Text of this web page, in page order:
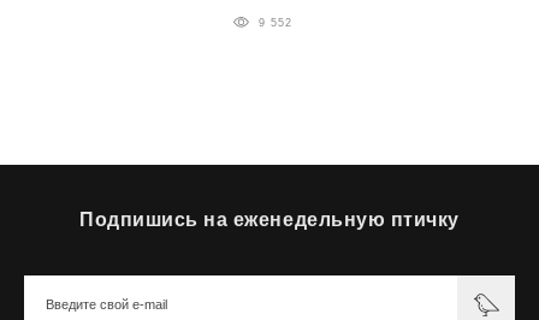
9 552
Подпишись на еженедельную птичку